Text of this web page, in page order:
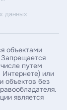
данных
объектами
путем
или
объектов без
является